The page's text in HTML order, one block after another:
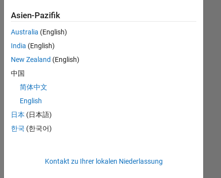
noch
keine
offenen
Stellen
können,
die
Ihren
entsprechen,
werden
unseres
Asien-Pazifik
Australia (English)
India (English)
New Zealand (English)
中国
简体中文
English
日本 (日本語)
한국 (한국어)
Kontakt zu Ihrer lokalen Niederlassung